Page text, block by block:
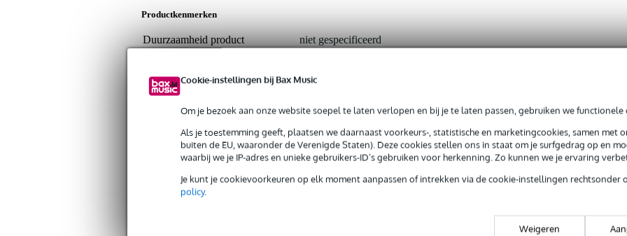
Cookie-instellingen bij Bax Music
Om je bezoek aan onze website soepel te laten verlopen en bij je te laten passen, gebruiken we functionele
Als je toestemming geeft, plaatsen we daarnaast voorkeurs-, statistische en marketingcookies, samen met
buiten de EU, waaronder de Verenigde Staten). Deze cookies stellen ons in staat om je surfgedrag op en
waarbij we je IP-adres en unieke gebruikers-ID’s gebruiken voor herkenning. Zo kunnen we je ervaring
Je kunt je cookievoorkeuren op elk moment aanpassen of intrekken via de cookie-instellingen rechtsonder
policy.
Weigeren
Productkenmerken
Duurzaamheid product
niet gespecificeerd
Aantal Eurorack HP
3
Eurorack categorie
utility
Gewicht en afmetingen inclusief verpakking
Gewicht